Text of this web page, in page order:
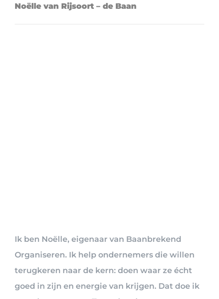
Noëlle van Rijsoort – de Baan
Ik ben Noëlle, eigenaar van Baanbrekend
Organiseren. Ik help ondernemers die willen
terugkeren naar de kern: doen waar ze écht
goed in zijn en energie van krijgen. Dat doe ik